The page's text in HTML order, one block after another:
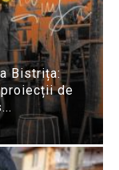
Bistrița:
de